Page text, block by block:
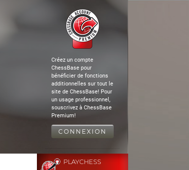
Créez un compte
ChessBase pour
bénéficier de fonctions
additionnelles sur tout le
site de ChessBase! Pour
un usage professionnel,
souscrivez à ChessBase
Premium!
CONNEXION
PLAYCHESS